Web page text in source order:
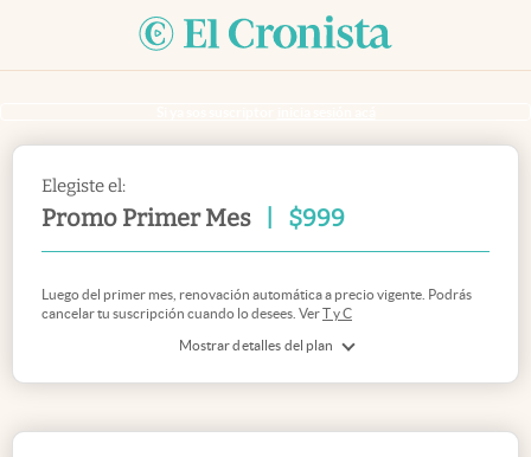
Elegiste el:
Promo Primer Mes $999
Mostrar detalles del plan
Luego del primer mes, renovación automática a precio vigente. Podrás
cancelar tu suscripción cuando lo desees. VerT y C